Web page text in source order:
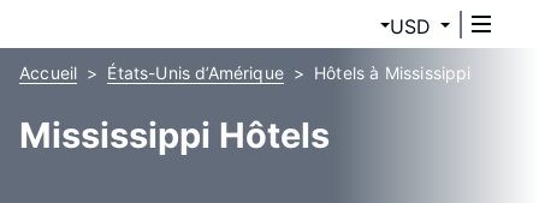
USD
Accueil États-Unis d’Amérique Hôtels à Mississippi
Mississippi Hôtels